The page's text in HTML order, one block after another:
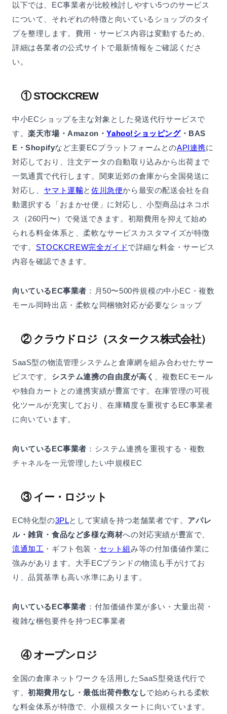
以下では、EC事業者が比較検討しやすい5つのサービス
について、それぞれの特徴と向いているショップのタイ
プを整理します。費用・サービス内容は変動するため、
詳細は各業者の公式サイトで最新情報をご確認くださ
い。
① STOCKCREW
中小ECショップを主な対象とした発送代行サービスで
す。楽天市場・Amazon・Yahoo!ショッピング・BAS
E・Shopifyなど主要ECプラットフォームとのAPI連携に
対応しており、注文データの自動取り込みから出荷まで
一気通貫で代行します。関東近郊の倉庫から全国発送に
対応し、 ヤマト運輸と佐川急便から最安の配送会社を自
動選択する「おまかせ便」に対応し、小型商品はネコポ
ス（260円〜）で発送できます。初期費用を抑えて始め
られる料金体系と、柔軟なサービスカスタマイズが特徴
です。 STOCKCREW完全ガイドで詳細な料金・サービス
内容を確認できます。
向いているEC事業者 ：月50〜500件規模の中小EC・複数
モール同時出店・柔軟な同梱物対応が必要なショップ
② クラウドロジ（スタークス株式会社）
SaaS型の物流管理システムと倉庫網を組み合わせたサー
ビスです。 システム連携の自由度が高く 、複数ECモール
や独自カートとの連携実績が豊富です。在庫管理の可視
化ツールが充実しており、在庫精度を重視するEC事業者
に向いています。
向いているEC事業者 ：システム連携を重視する・複数
チャネルを一元管理したい中規模EC
③ イー・ロジット
EC特化型の3PLとして実績を持つ老舗業者です。 アパレ
ル・雑貨・食品など多様な商材への対応実績が豊富で、
流通加工 ・ギフト包装・ セット組み等の付加価値作業に
強みがあります。大手ECブランドの物流も手がけてお
り、品質基準も高い水準にあります。
向いているEC事業者 ：付加価値作業が多い・大量出荷・
複雑な梱包要件を持つEC事業者
④ オープンロジ
全国の倉庫ネットワークを活用したSaaS型発送代行で
す。初期費用なし・最低出荷件数なしで始められる柔軟
な料金体系が特徴で、小規模スタートに向いています。